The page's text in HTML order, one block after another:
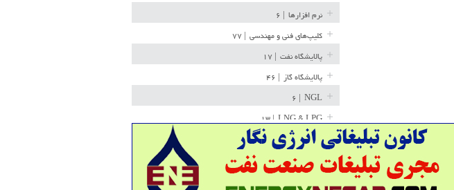
نرم افزارها
کلیپ‌های فنی و مهندسی
پالایشگاه نفت
پالایشگاه گاز
NGL
LNG & LPG | ۱۳
خط لوله | ۳۶
مخازن ذخیره